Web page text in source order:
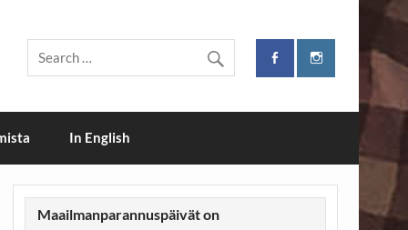
In English
Maailmanparannuspäivät on